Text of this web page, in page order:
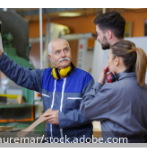
S
I
-
I
n
d
e
x
a
u
t
s
c
h
e
W
i
r
stock.adobe.com